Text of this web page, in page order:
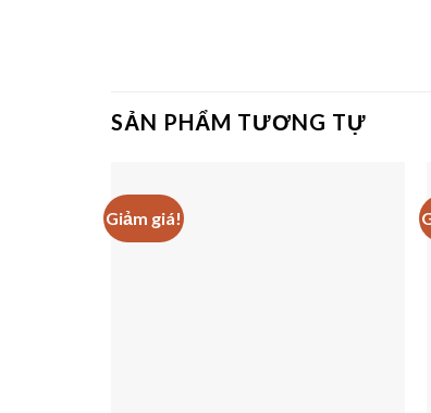
SẢN PHẨM TƯƠNG TỰ
Giảm giá!